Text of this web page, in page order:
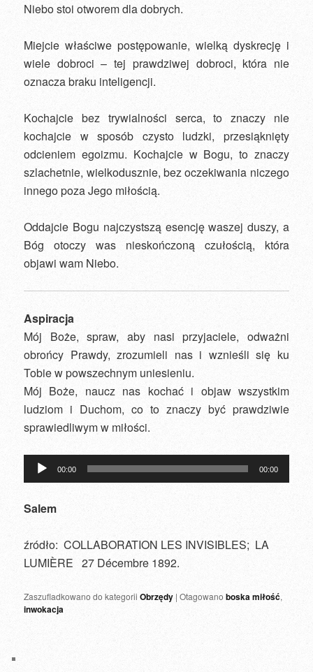
Niebo stoi otworem dla dobrych.
Miejcie właściwe postępowanie, wielką dyskrecję i
wiele dobroci – tej prawdziwej dobroci, która nie
oznacza braku inteligencji.
Kochajcie bez trywialności serca, to znaczy nie
kochajcie w sposób czysto ludzki, przesiąknięty
odcieniem egoizmu. Kochajcie w Bogu, to znaczy
szlachetnie, wielkodusznie, bez oczekiwania niczego
innego poza Jego miłością.
Oddajcie Bogu najczystszą esencję waszej duszy, a
Bóg otoczy was nieskończoną czułością, która
objawi wam Niebo.
Aspiracja
Mój Boże, spraw, aby nasi przyjaciele, odważni
obrońcy Prawdy, zrozumieli nas i wznieśli się ku
Tobie w powszechnym uniesieniu.
Mój Boże, naucz nas kochać i objaw wszystkim
ludziom i Duchom, co to znaczy być prawdziwie
sprawiedliwym w miłości.
Odtwarzacz
plików
00:00 00:00
Salem
źródło: COLLABORATION LES INVISIBLES; LA
LUMIÈRE 27 Décembre 1892.
Zaszufladkowano do kategorii Obrzędy |Otagowano boska miłość,
inwokacja